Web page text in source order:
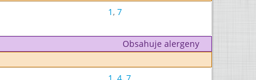
1, 7
Obsahuje alergeny